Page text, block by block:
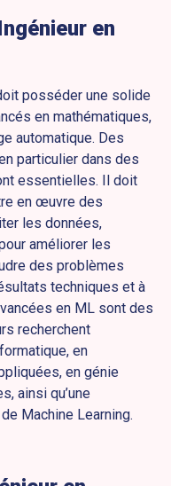
en
posséder une solide
en mathématiques,
automatique. Des
particulier dans des
essentielles. Il doit
en œuvre des
les données,
améliorer les
des problèmes
techniques et à
en ML sont des
recherchent
en
en génie
ainsi qu’une
Machine Learning.